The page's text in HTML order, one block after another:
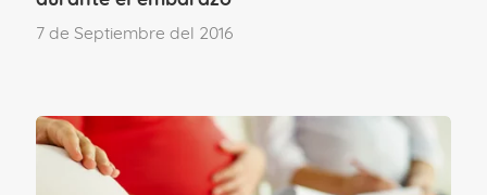
ya que experimentan estas sensaciones
Segundo trimestre:
- Inestabilidad emocional.
7 de Septiembre del 2016